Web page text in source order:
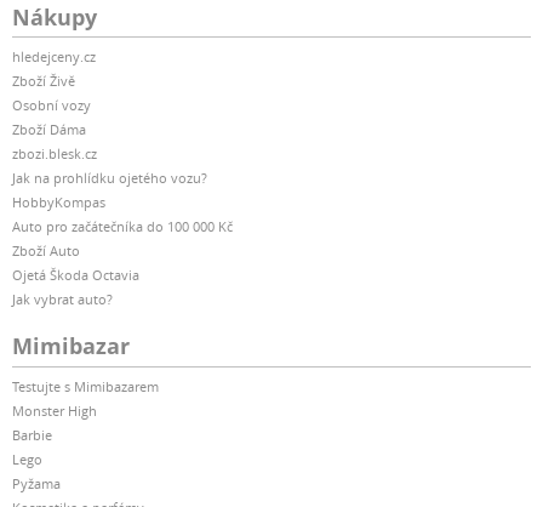
Nákupy
hledejceny.cz
Zboží Živě
Osobní vozy
Zboží Dáma
zbozi.blesk.cz
Jak na prohlídku ojetého vozu?
HobbyKompas
Auto pro začátečníka do 100 000 Kč
Zboží Auto
Ojetá Škoda Octavia
Jak vybrat auto?
Mimibazar
Testujte s Mimibazarem
Monster High
Barbie
Lego
Pyžama